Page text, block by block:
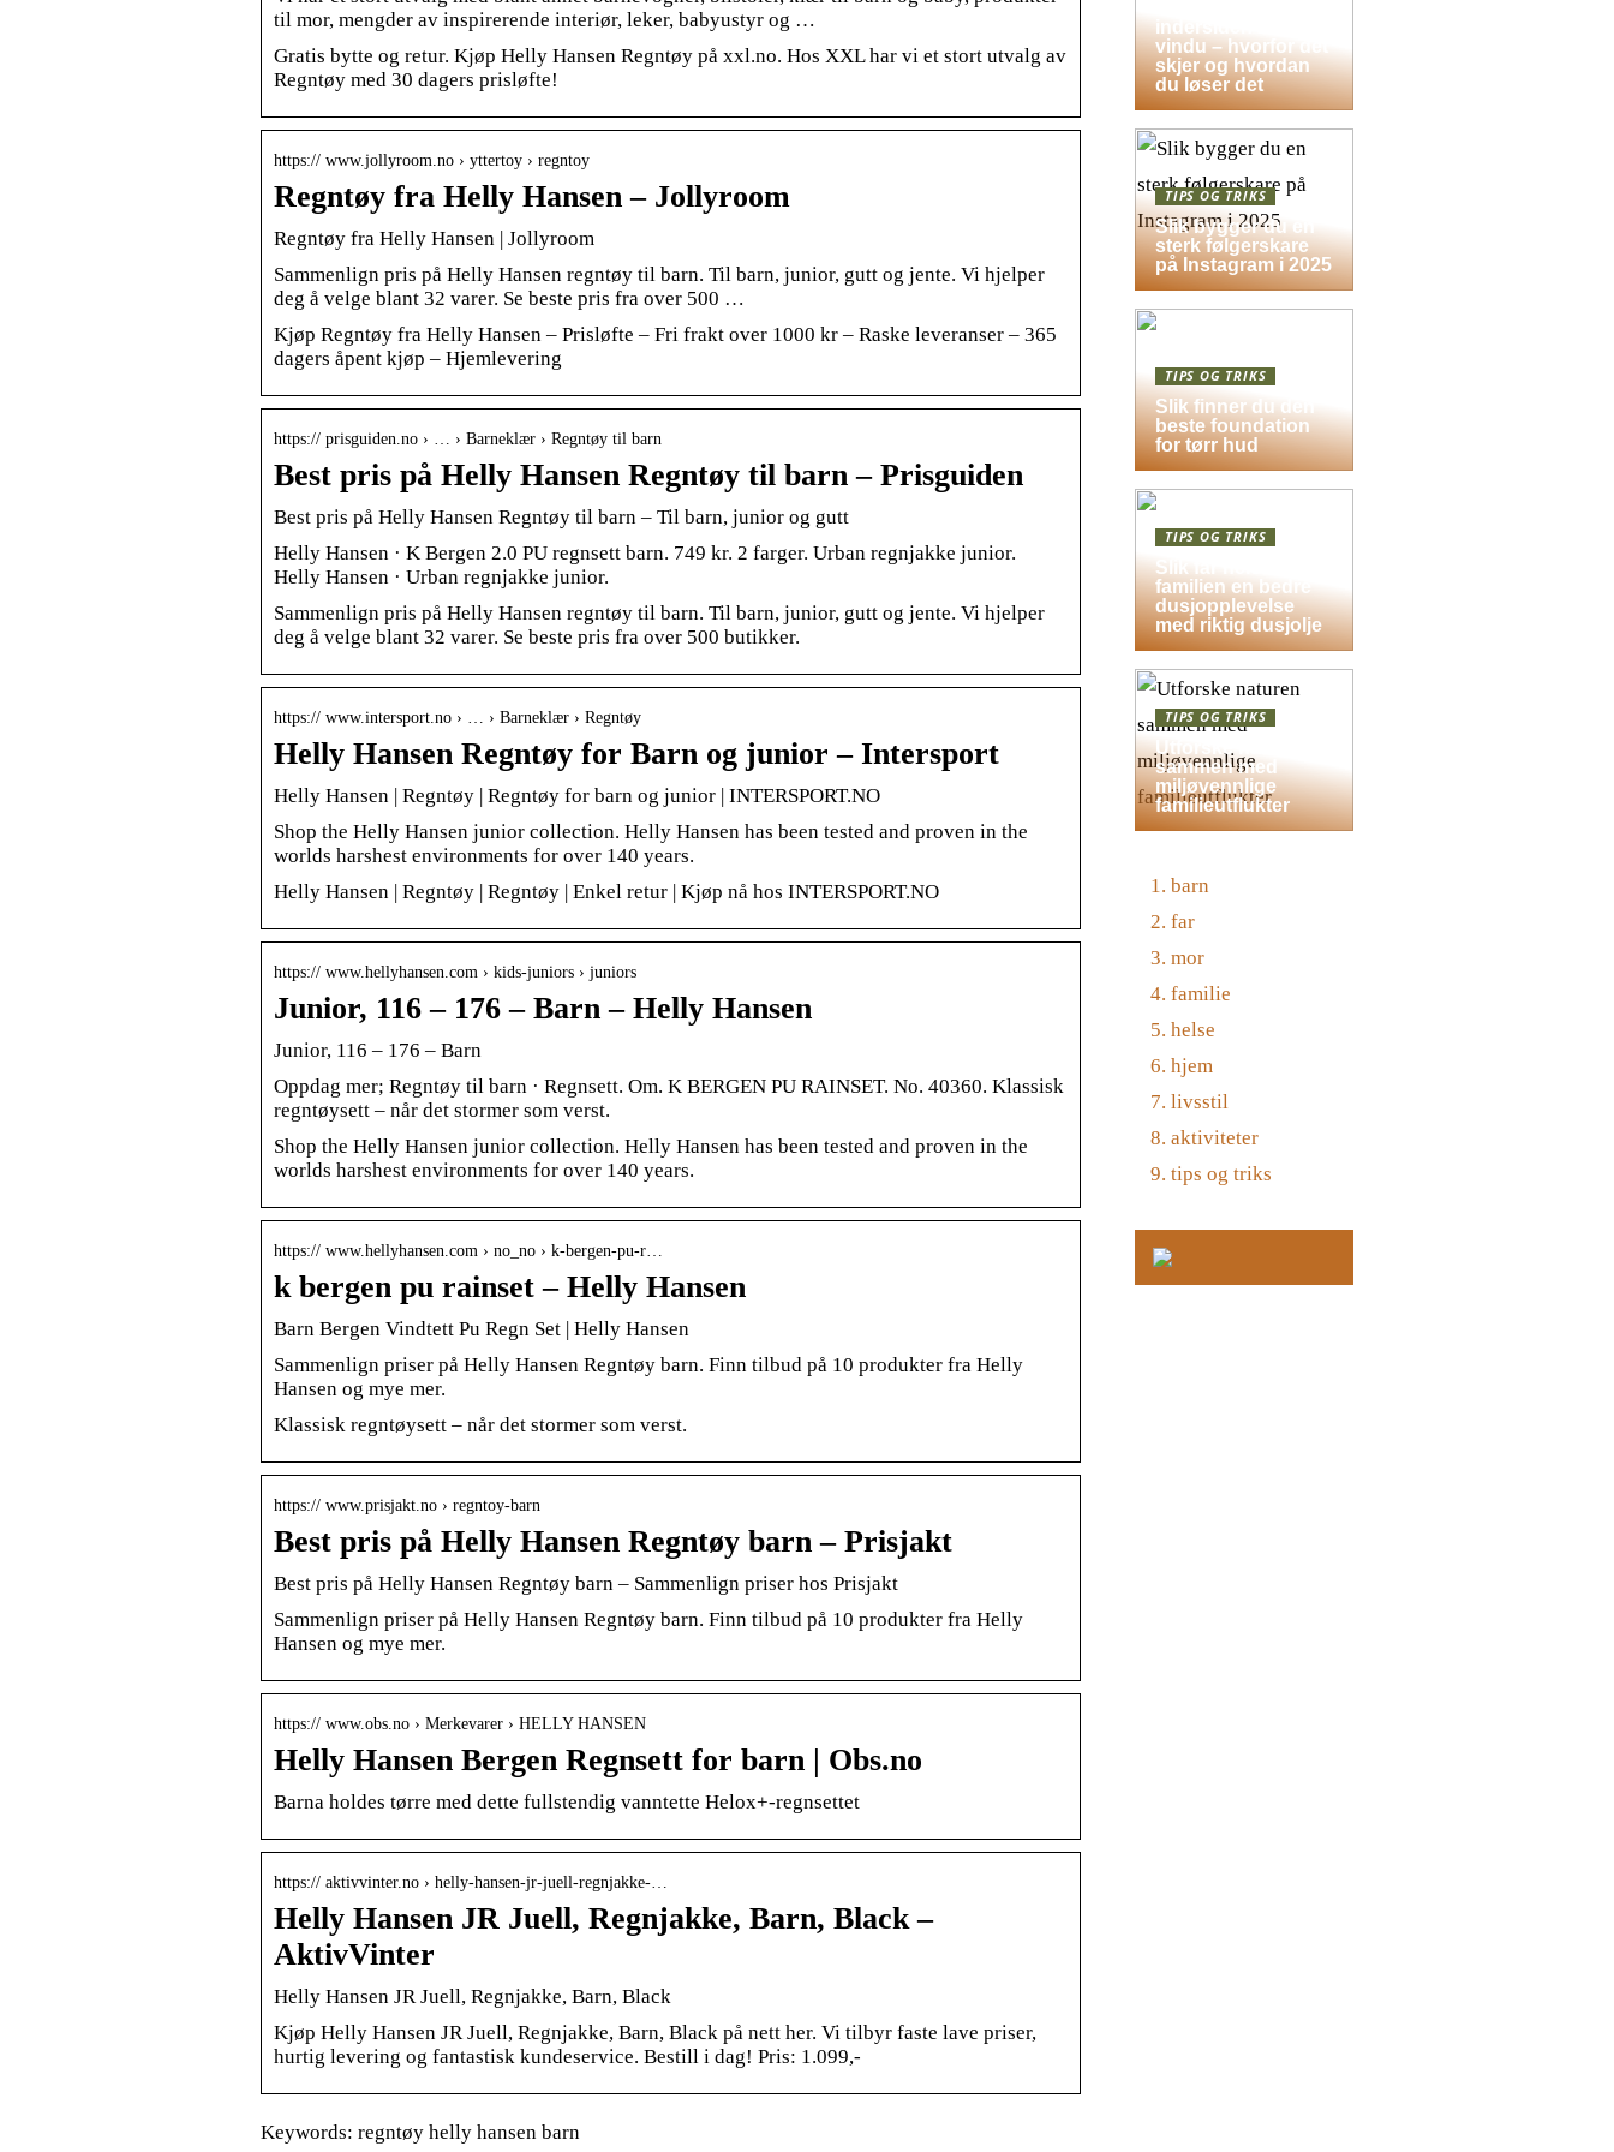
til mor, mengder av inspirerende interiør, leker, babyustyr og …
Gratis bytte og retur. Kjøp Helly Hansen Regntøy på xxl.no. Hos XXL har vi et stort utvalg av
Regntøy med 30 dagers prisløfte!
https:// www.jollyroom.no › yttertoy › regntoy
Regntøy fra Helly Hansen – Jollyroom
Regntøy fra Helly Hansen | Jollyroom
Sammenlign pris på Helly Hansen regntøy til barn. Til barn, junior, gutt og jente. Vi hjelper
deg å velge blant 32 varer. Se beste pris fra over 500 …
Kjøp Regntøy fra Helly Hansen – Prisløfte – Fri frakt over 1000 kr – Raske leveranser – 365
dagers åpent kjøp – Hjemlevering
https:// prisguiden.no › … › Barneklær › Regntøy til barn
Best pris på Helly Hansen Regntøy til barn – Prisguiden
Best pris på Helly Hansen Regntøy til barn – Til barn, junior og gutt
Helly Hansen · K Bergen 2.0 PU regnsett barn. 749 kr. 2 farger. Urban regnjakke junior.
Helly Hansen · Urban regnjakke junior.
Sammenlign pris på Helly Hansen regntøy til barn. Til barn, junior, gutt og jente. Vi hjelper
deg å velge blant 32 varer. Se beste pris fra over 500 butikker.
https:// www.intersport.no › … › Barneklær › Regntøy
Helly Hansen Regntøy for Barn og junior – Intersport
Helly Hansen | Regntøy | Regntøy for barn og junior | INTERSPORT.NO
Shop the Helly Hansen junior collection. Helly Hansen has been tested and proven in the
worlds harshest environments for over 140 years.
Helly Hansen | Regntøy | Regntøy | Enkel retur | Kjøp nå hos INTERSPORT.NO
https:// www.hellyhansen.com › kids-juniors › juniors
Junior, 116 – 176 – Barn – Helly Hansen
Junior, 116 – 176 – Barn
Oppdag mer; Regntøy til barn · Regnsett. Om. K BERGEN PU RAINSET. No. 40360. Klassisk
regntøysett – når det stormer som verst.
Shop the Helly Hansen junior collection. Helly Hansen has been tested and proven in the
worlds harshest environments for over 140 years.
https:// www.hellyhansen.com › no_no › k-bergen-pu-r…
k bergen pu rainset – Helly Hansen
Barn Bergen Vindtett Pu Regn Set | Helly Hansen
Sammenlign priser på Helly Hansen Regntøy barn. Finn tilbud på 10 produkter fra Helly
Hansen og mye mer.
Klassisk regntøysett – når det stormer som verst.
https:// www.prisjakt.no › regntoy-barn
Best pris på Helly Hansen Regntøy barn – Prisjakt
Best pris på Helly Hansen Regntøy barn – Sammenlign priser hos Prisjakt
Sammenlign priser på Helly Hansen Regntøy barn. Finn tilbud på 10 produkter fra Helly
Hansen og mye mer.
https:// www.obs.no › Merkevarer › HELLY HANSEN
Helly Hansen Bergen Regnsett for barn | Obs.no
Barna holdes tørre med dette fullstendig vanntette Helox+-regnsettet
https:// aktivvinter.no › helly-hansen-jr-juell-regnjakke-…
Helly Hansen JR Juell, Regnjakke, Barn, Black –
AktivVinter
Helly Hansen JR Juell, Regnjakke, Barn, Black
Kjøp Helly Hansen JR Juell, Regnjakke, Barn, Black på nett her. Vi tilbyr faste lave priser,
hurtig levering og fantastisk kundeservice. Bestill i dag! Pris: 1.099,-
Keywords: regntøy helly hansen barn
indersiden av
vindu – hvorfor det
skjer og hvordan
du løser det
TIPS OG TRIKS
Slik bygger du en
sterk følgerskare
på Instagram i 2025
TIPS OG TRIKS
Slik finner du den
beste foundation
for tørr hud
TIPS OG TRIKS
Slik får hele
familien en bedre
dusjopplevelse
med riktig dusjolje
TIPS OG TRIKS
Utforske naturen
sammen med
miljøvennlige
familieutflukter
barn
far
mor
familie
helse
hjem
livsstil
aktiviteter
tips og triks